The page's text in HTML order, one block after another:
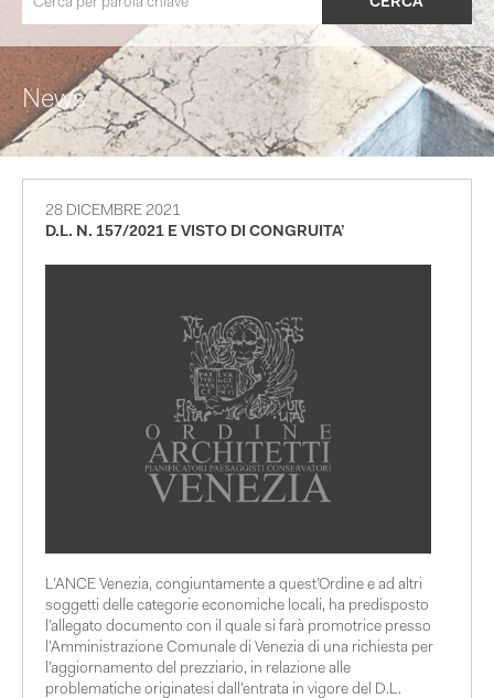
News
28 DICEMBRE 2021
D.L. N. 157/2021 E VISTO DI CONGRUITA’
L’ANCE Venezia, congiuntamente a quest’Ordine e ad altri
soggetti delle categorie economiche locali, ha predisposto
l’allegato documento con il quale si farà promotrice presso
l’Amministrazione Comunale di Venezia di una richiesta per
l’aggiornamento del prezziario, in relazione alle
problematiche originatesi dall’entrata in vigore del D.L.